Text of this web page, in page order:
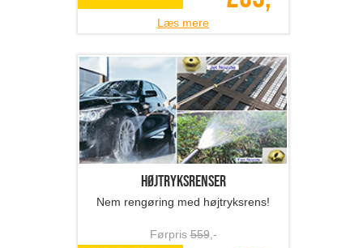
Iskugle-forme
Flot og forfriskende!
Førpris229,-
*Flere varianter
Læs mere